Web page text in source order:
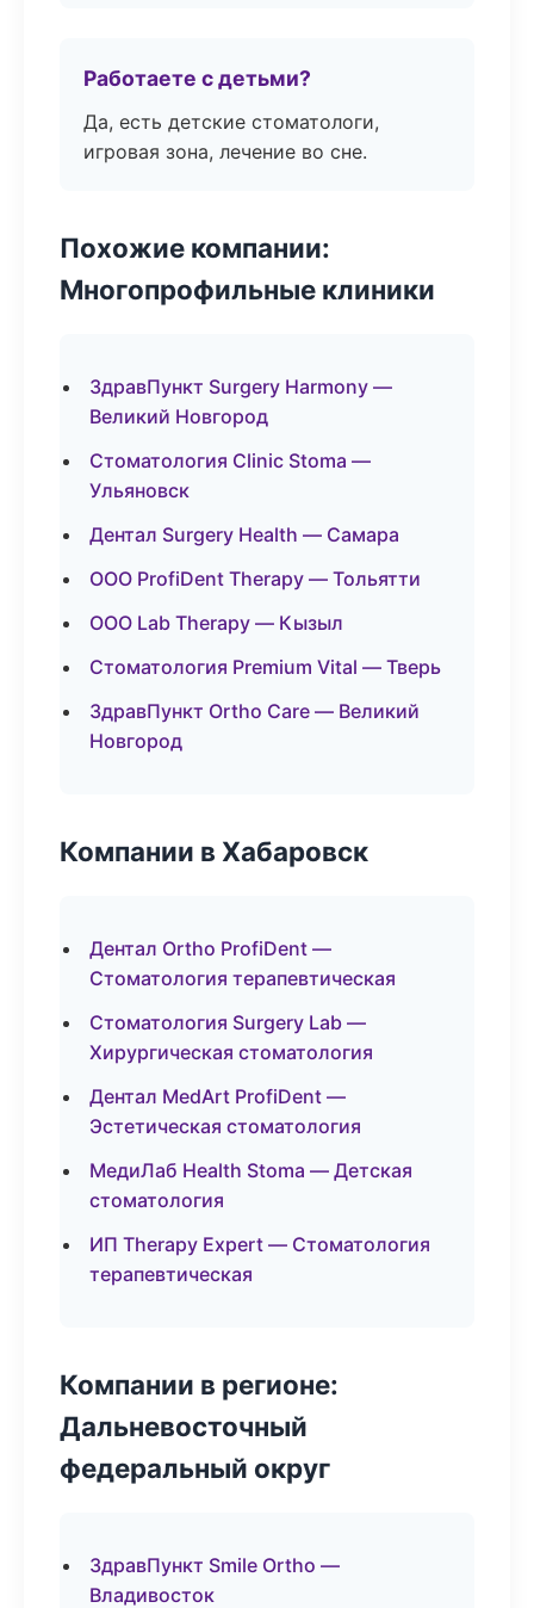
Работаете с детьми?
Да, есть детские стоматологи,
игровая зона, лечение во сне.
Похожие компании:
Многопрофильные клиники
ЗдравПункт Surgery Harmony —
Великий Новгород
Стоматология Clinic Stoma —
Ульяновск
Дентал Surgery Health — Самара
ООО ProfiDent Therapy — Тольятти
ООО Lab Therapy — Кызыл
Стоматология Premium Vital — Тверь
ЗдравПункт Ortho Care — Великий
Новгород
Компании в Хабаровск
Дентал Ortho ProfiDent —
Стоматология терапевтическая
Стоматология Surgery Lab —
Хирургическая стоматология
Дентал MedArt ProfiDent —
Эстетическая стоматология
МедиЛаб Health Stoma — Детская
стоматология
ИП Therapy Expert — Стоматология
терапевтическая
Компании в регионе:
Дальневосточный
федеральный округ
ЗдравПункт Smile Ortho —
Владивосток